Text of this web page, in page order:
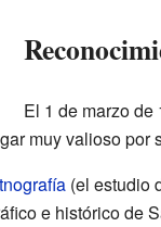
El 1 de marzo
muy valioso
(el estudio
e histórico de